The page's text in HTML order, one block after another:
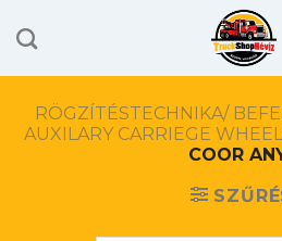
to
RÖGZÍTÉSTECHNIKA/
AUXILARY CARRIEGE
COOR